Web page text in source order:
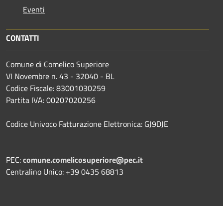
Eventi
CONTATTI
Comune di Comelico Superiore
VI Novembre n. 43 - 32040 - BL
Codice Fiscale: 83001030259
Partita IVA: 00207020256
Codice Univoco Fatturazione Elettronica: GJ9DJE
PEC:comune.comelicosuperiore@pec.it
Centralino Unico: +39 0435 68813